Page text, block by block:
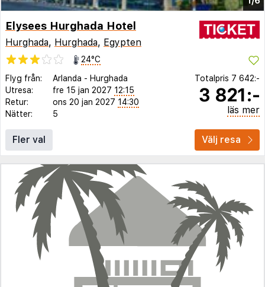
Elysees Hurghada Hotel
Hurghada, Hurghada, Egypten
24°C
Flyg från:
Arlanda - Hurghada
Utresa:
fre 15 jan 2027 12:15
Retur:
ons 20 jan 2027 14:30
Nätter:
5
Totalpris 7 642:-
3 821:-
läs mer
Fler val Välj resa